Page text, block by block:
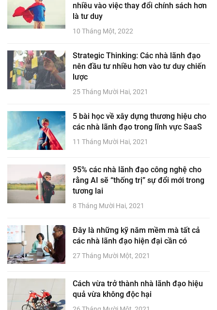
nhiều vào việc thay đổi chính sách hơn
là tư duy
10 Tháng Một, 2022
Strategic Thinking: Các nhà lãnh đạo
nên đầu tư nhiều hơn vào tư duy chiến
lược
25 Tháng Mười Hai, 2021
5 bài học về xây dựng thương hiệu cho
các nhà lãnh đạo trong lĩnh vực SaaS
11 Tháng Mười Hai, 2021
95% các nhà lãnh đạo công nghệ cho
rằng AI sẽ “thống trị” sự đổi mới trong
tương lai
8 Tháng Mười Hai, 2021
Đây là những kỹ năm mềm mà tất cả
các nhà lãnh đạo hiện đại cần có
27 Tháng Mười Một, 2021
Cách vừa trở thành nhà lãnh đạo hiệu
quả vừa không độc hại